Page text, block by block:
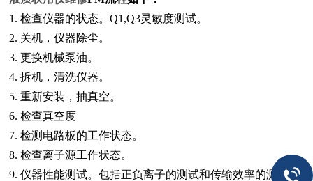
1. 检查仪器的状态。Q1,Q3灵敏度测试。
2. 关机，仪器除尘。
3. 更换机械泵油。
4. 拆机，清洗仪器。
5. 重新安装，抽真空。
6. 检查真空度
7. 检测电路板的工作状态。
8. 检查离子源工作状态。
9. 仪器性能测试。包括正负离子的测试和传输效率的测试。